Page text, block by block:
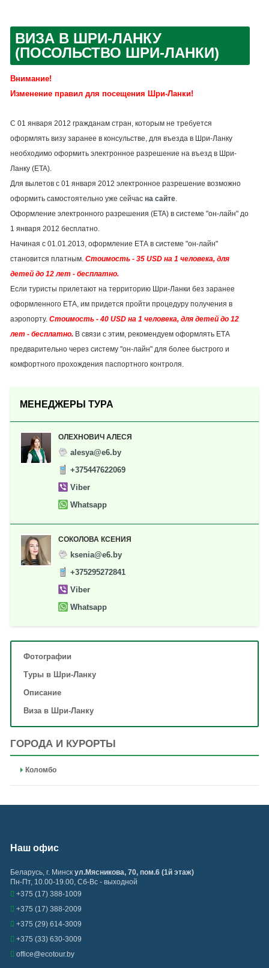
ВИЗА В ШРИ-ЛАНКУ
(ПОСОЛЬСТВО ШРИ-ЛАНКИ)
Внимание!
Изменение правил для посещения Шри-Ланки!
С 01 января 2012 гражданам стран, которым не требуется
оформлять визу заранее в консульстве, для въезда в Шри-Ланку
необходимо оформить электронное разрешение на въезд в Шри-
Ланку (ETA).
Для вылетов с 01 января 2012 электронное разрешение возможно
оформить самостоятельно уже сейчас на сайте.
Оформление электронного разрешения (ETA) в системе "он-лайн" до
1 января 2012 бесплатно.
Начиная с 01.01.2013, оформление ЕТА в системе "он-лайн"
становится платным. Стоимость - 35 USD на 1 человека, для
детей до 12 лет - бесплатно.
Если туристы прилетают на территорию Шри-Ланки без заранее
оформленного ЕТА, им придется пройти процедуру получения в
аэропорту. Стоимость - 40 USD на 1 человека, для детей до 12
лет - бесплатно.В связи с этим, рекомендуем оформлять ЕТА
предварительно через систему "он-лайн" для более быстрого и
комфортного прохождения паспортного контроля.
МЕНЕДЖЕРЫ ТУРА
ОЛЕХНОВИЧ АЛЕСЯ
alesya@e6.by
+375447622069
Viber
Whatsapp
СОКОЛОВА КСЕНИЯ
ksenia@e6.by
+375295272841
Viber
Whatsapp
Фотографии
Туры в Шри-Ланку
Описание
Виза в Шри-Ланку
ГОРОДА И КУРОРТЫ
Коломбо
Наш офис
Беларусь, г. Минск ул.Мясникова, 70, пом.6 (1й этаж)
Пн-Пт, 10.00-19.00, Сб-Вс - выходной
+375 (17) 388-1009
+375 (17) 388-2009
+375 (29) 614-3009
+375 (33) 630-3009
office@ecotour.by